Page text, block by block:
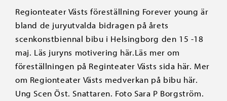
Regionteater Västs föreställning Forever young är
bland de juryutvalda bidragen på årets
scenkonstbiennal bibu i Helsingborg den 15 -18
maj. Läs juryns motivering här.Läs mer om
föreställningen på Reginteater Västs sida här. Mer
om Regionteater Västs medverkan på bibu här.
Ung Scen Öst. Snattaren. Foto Sara P Borgström.